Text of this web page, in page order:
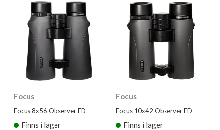
Focus
Focus 8x56 Observer ED
Finns i lager
Focus
Focus 10x42 Observer ED
Finns i lager